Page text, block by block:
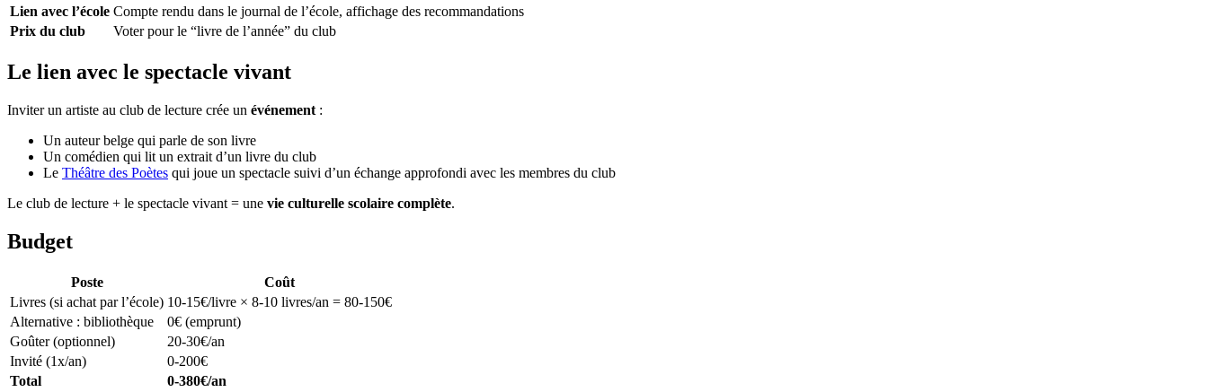
Lien avec l’école Compte rendu dans le journal de l’école, affichage des recommandations
Prix du club
Voter pour le “livre de l’année” du club
Le lien avec le spectacle vivant
Inviter un artiste au club de lecture crée un événement :
Un auteur belge qui parle de son livre
Un comédien qui lit un extrait d’un livre du club
Le Théâtre des Poètes qui joue un spectacle suivi d’un échange approfondi avec les membres du club
Le club de lecture + le spectacle vivant = une vie culturelle scolaire complète.
Budget
Poste
Coût
Livres (si achat par l’école) 10-15€/livre × 8-10 livres/an = 80-150€
Alternative : bibliothèque
0€ (emprunt)
Goûter (optionnel)
20-30€/an
Invité (1x/an)
0-200€
Total
0-380€/an